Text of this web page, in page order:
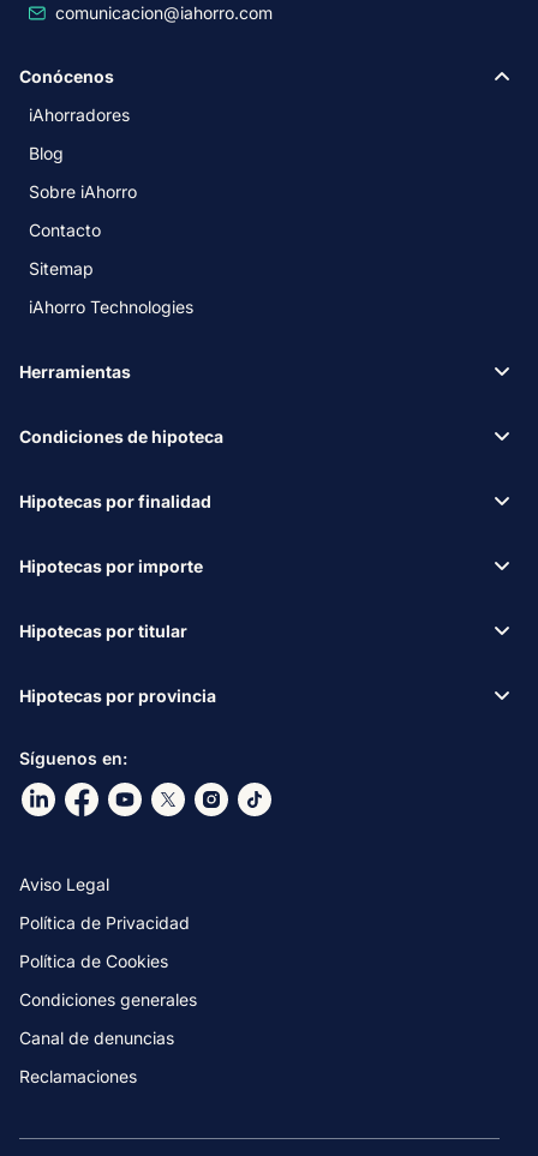
comunicacion@iahorro.com
Síguenos en:
Ir a nuestro Linkdin
Ir a nuestro Facebook
Ir a nuestro canal de Youtube
Ir a nuestro X
Ir a nuestro Instagram
Ir a nuestro TikTok
Aviso Legal
Política de Privacidad
Política de Cookies
Condiciones generales
Canal de denuncias
Reclamaciones
Conócenos
iAhorradores
Blog
Sobre iAhorro
Contacto
Sitemap
iAhorro Technologies
Herramientas
Condiciones de hipoteca
Hipotecas por finalidad
Hipotecas por importe
Hipotecas por titular
Hipotecas por provincia